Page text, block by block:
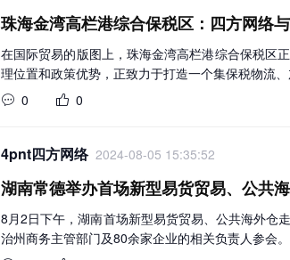
珠海金湾高栏港综合保税区：四方网络
在国际贸易的版图上，珠海金湾高栏港综合保税区
理位置和政策优势，正致力于打造一个集保税物流
0
0
4pnt四方网络 2024-08-05 15:35:52
湖南常德举办首场新型易货贸易、公共
8月2日下午，湖南首场新型易货贸易、公共海外仓
治州商务主管部门及80余家企业的相关负责人参会。